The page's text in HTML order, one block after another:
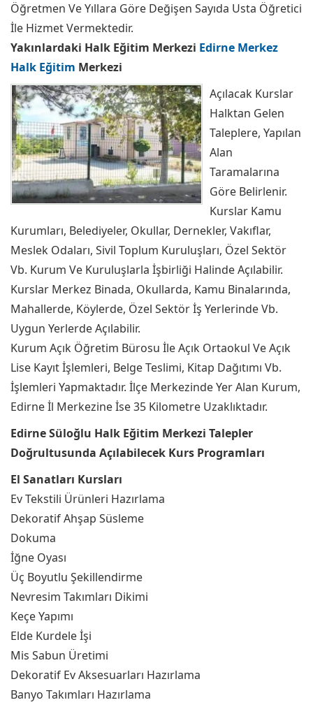
Öğretmen Ve Yıllara Göre Değişen Sayıda Usta Öğretici
İle Hizmet Vermektedir.
Yakınlardaki Halk Eğitim Merkezi Edirne Merkez
Halk Eğitim Merkezi
Açılacak Kurslar
Halktan Gelen
Taleplere, Yapılan
Alan
Taramalarına
Göre Belirlenir.
Kurslar Kamu
Kurumları, Belediyeler, Okullar, Dernekler, Vakıflar,
Meslek Odaları, Sivil Toplum Kuruluşları, Özel Sektör
Vb. Kurum Ve Kuruluşlarla İşbirliği Halinde Açılabilir.
Kurslar Merkez Binada, Okullarda, Kamu Binalarında,
Mahallerde, Köylerde, Özel Sektör İş Yerlerinde Vb.
Uygun Yerlerde Açılabilir.
Kurum Açık Öğretim Bürosu İle Açık Ortaokul Ve Açık
Lise Kayıt İşlemleri, Belge Teslimi, Kitap Dağıtımı Vb.
İşlemleri Yapmaktadır. İlçe Merkezinde Yer Alan Kurum,
Edirne İl Merkezine İse 35 Kilometre Uzaklıktadır.
Edirne Süloğlu Halk Eğitim Merkezi Talepler
Doğrultusunda Açılabilecek Kurs Programları
El Sanatları Kursları
Ev Tekstili Ürünleri Hazırlama
Dekoratif Ahşap Süsleme
Dokuma
İğne Oyası
Üç Boyutlu Şekillendirme
Nevresim Takımları Dikimi
Keçe Yapımı
Elde Kurdele İşi
Mis Sabun Üretimi
Dekoratif Ev Aksesuarları Hazırlama
Banyo Takımları Hazırlama